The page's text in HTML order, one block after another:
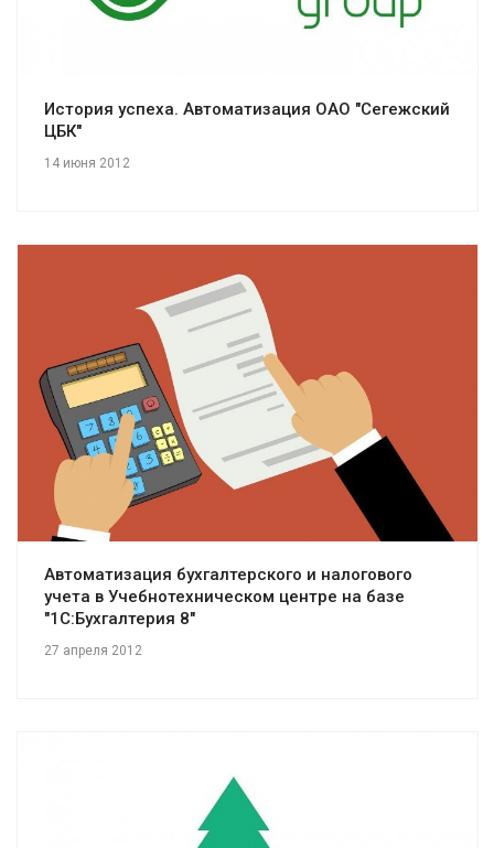
История успеха. Автоматизация ОАО "Сегежский
ЦБК"
14 июня 2012
Смотреть проект
Автоматизация бухгалтерского и налогового
учета в Учебнотехническом центре на базе
"1С:Бухгалтерия 8"
27 апреля 2012